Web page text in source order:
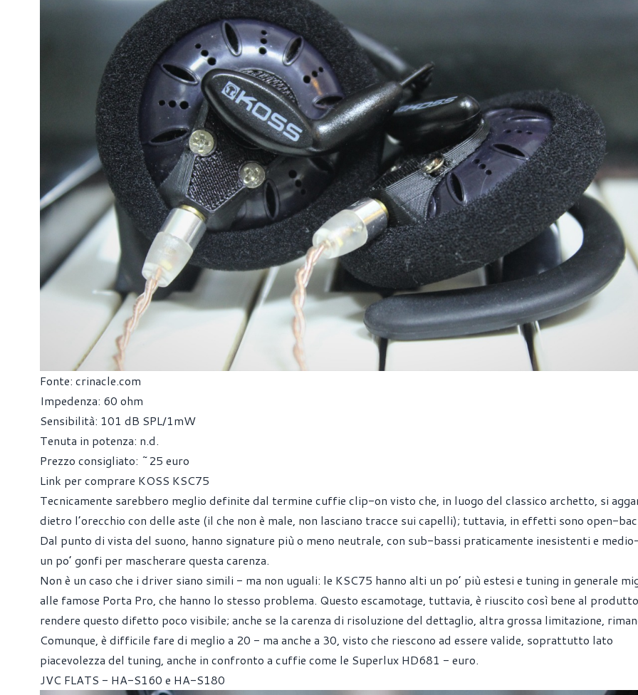
Fonte: crinacle.com
Impedenza: 60 ohm
Sensibilità: 101 dB SPL/1mW
Tenuta in potenza: n.d.
Prezzo consigliato: ~25 euro
Link per comprare KOSS KSC75
Tecnicamente sarebbero meglio definite dal termine cuffie clip-on visto che, in luogo del classico archetto, si
dietro l’orecchio con delle aste (il che non è male, non lasciano tracce sui capelli); tuttavia, in effetti sono open-
Dal punto di vista del suono, hanno signature più o meno neutrale, con sub-bassi praticamente inesistenti e
un po’ gonfi per mascherare questa carenza.
Non è un caso che i driver siano simili - ma non uguali: le KSC75 hanno alti un po’ più estesi e tuning in generale
alle famose Porta Pro, che hanno lo stesso problema. Questo escamotage, tuttavia, è riuscito così bene al
rendere questo difetto poco visibile; anche se la carenza di risoluzione del dettaglio, altra grossa limitazione,
Comunque, è difficile fare di meglio a 20 - ma anche a 30, visto che riescono ad essere valide, soprattutto lato
piacevolezza del tuning, anche in confronto a cuffie come le Superlux HD681 - euro.
JVC FLATS - HA-S160 e HA-S180